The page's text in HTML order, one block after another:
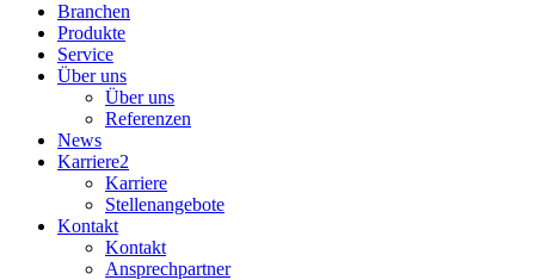
Branchen
Produkte
Service
Über uns
Über uns
Referenzen
News
Karriere2
Karriere
Stellenangebote
Kontakt
Kontakt
Ansprechpartner